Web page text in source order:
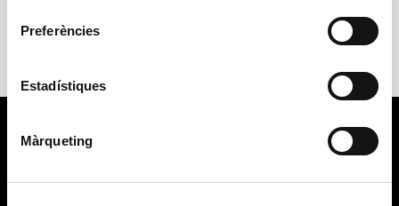
Preferències
Estadístiques
Màrqueting